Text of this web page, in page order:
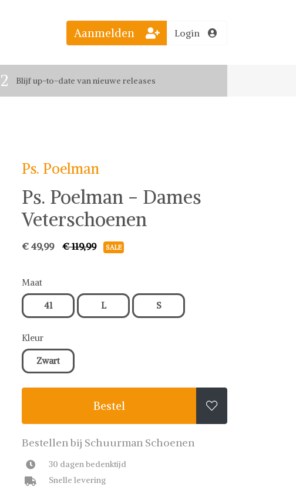
Bestel jouw favoriete looks
2 Blijf up-to-date van nieuwe releases
Aanmelden Login
Ps. Poelman
Ps. Poelman - Dames
Veterschoenen
€ 49,99 € 119,99 SALE
Maat
41 L S
Kleur
Zwart
Bestel 
Bestellen bij Schuurman Schoenen
30 dagen bedenktijd
Snelle levering